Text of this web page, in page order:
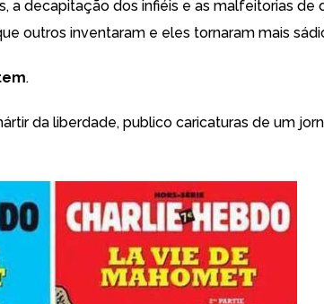
a decapitação dos infiéis e as malfeitorias de
outros inventaram e eles tornaram mais
.
da liberdade, publico caricaturas de um